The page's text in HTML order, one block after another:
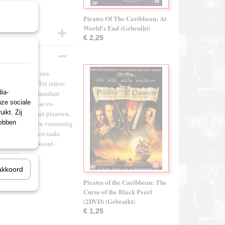
die tijdens een
wordt. Tot ieders
commandant
Koreaanse ex-
schedel laat plaatsen,
zijn vriend en voormalig
Hierdoor raakt
de Noord-
Pirates Of The Caribbean: At
World's End (Gebruikt)
€ 2,25
Pirates of the Caribbean: The
Curse of the Black Pearl
(2DVD) (Gebruikt)
€ 1,25
sociale
Zij